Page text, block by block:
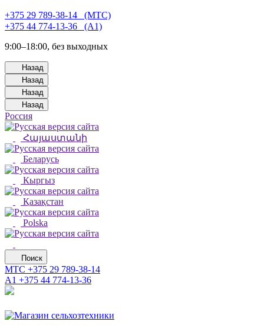
+375 29 789-38-14⠀(МТС)
+375 44 774-13-36⠀(А1)
9:00–18:00, без выходных
Назад
Назад
Назад
Назад
Россия
Հայաստանի
Беларусь
Кыргыз
Қазақстан
Polska
Поиск
МТС +375 29 789-38-14
А1 +375 44 774-13-36